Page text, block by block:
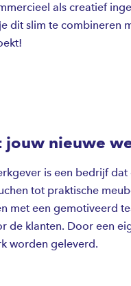
als creatief
dit slim te combineren
nieuwe
is een bedrijf
tot praktische
met een gemotiveerd
de klanten. Door een
worden geleverd.